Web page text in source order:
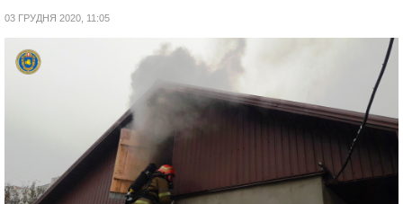
03 ГРУДНЯ 2020, 11:05